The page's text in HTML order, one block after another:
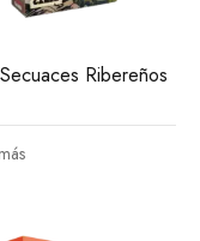
Ribereños